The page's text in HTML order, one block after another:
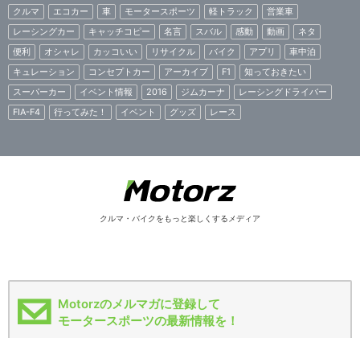
クルマ エコカー 車 モータースポーツ 軽トラック
営業車
レーシングカー
キャッチコピー 名言 スバル 感動 動画
ネタ
便利
オシャレ カッコいい リサイクル バイク アプリ
車中泊
キュレーション
コンセプトカー アーカイブ F1
知っておきたい
スーパーカー
イベント情報 2016 ジムカーナ
レーシングドライバー
FIA-F4
行ってみた！ イベント グッズ レース
クルマ・バイクをもっと楽しくするメディア
Motorzのメルマガに登録して
モータースポーツの最新情報を！